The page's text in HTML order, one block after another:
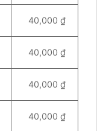
40,000 ₫
40,000 ₫
40,000 ₫
40,000 ₫